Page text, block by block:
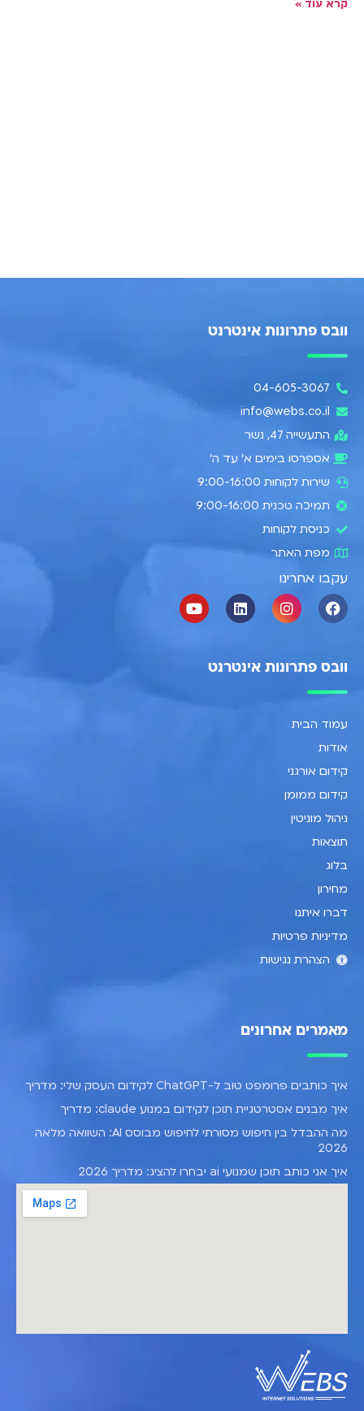
קרא עוד »
וובס פתרונות אינטרנט
04-605-3067
info@webs.co.il
התעשייה 47, נשר​
אספרסו בימים א’ עד ה׳
שירות לקוחות 9:00-16:00
תמיכה טכנית 9:00-16:00
כניסת לקוחות
מפת האתר
עקבו אחרינו
וובס פתרונות אינטרנט
עמוד הבית
אודות
קידום אורגני
קידום ממומן
ניהול מוניטין
תוצאות
בלוג
מחירון
דברו איתנו
מדיניות פרטיות
הצהרת נגישות
מאמרים אחרונים
איך כותבים פרומפט טוב ל-ChatGPT לקידום העסק שלי: מדריך
איך מבנים אסטרטגיית תוכן לקידום במנוע claude: מדריך
מה ההבדל בין חיפוש מסורתי לחיפוש מבוסס AI: השוואה מלאה
2026
איך אני כותב תוכן שמנועי ai יבחרו להציג: מדריך 2026